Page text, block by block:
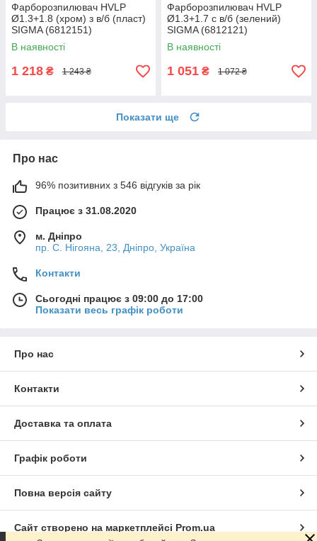
Фарборозпилювач HVLP
Ø1.3+1.8 (хром) з в/б (пласт)
SIGMA (6812151)
В наявності
1 218 ₴ 1 243 ₴
Фарборозпилювач HVLP
Ø1.3+1.7 с в/б (зелений)
SIGMA (6812121)
В наявності
1 051 ₴ 1 072 ₴
Показати ще
Про нас
96% позитивних з 546 відгуків за рік
Працює з 31.08.2020
м. Дніпро
пр. С. Нігояна, 23, Дніпро, Україна
Контакти
Сьогодні працює з 09:00 до 17:00
Показати весь графік роботи
Про нас
Контакти
Доставка та оплата
Графік роботи
Повна версія сайту
Сайт створено на маркетплейсі Prom.ua